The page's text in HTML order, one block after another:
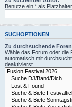
Benutze ein * als
SUCHOPTIONEN
Zu durchsuchende
Wähle das Forum oder die
automatisch mit
deaktivierst.